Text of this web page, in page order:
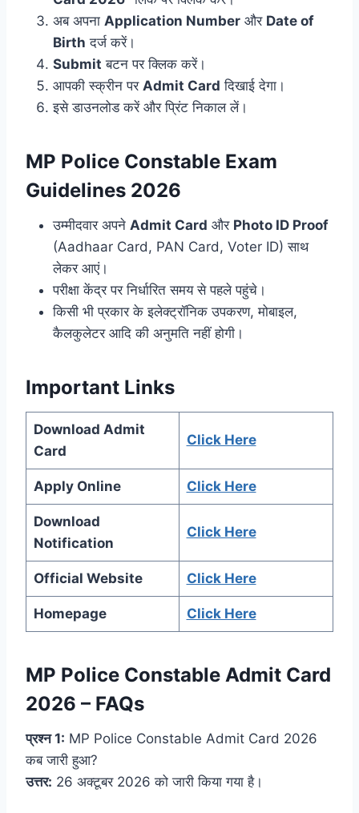
अब अपना Application Number और Date of
Birth दर्ज करें।
Submit बटन पर क्लिक करें।
आपकी स्क्रीन पर Admit Card दिखाई देगा।
इसे डाउनलोड करें और प्रिंट निकाल लें।
MP Police Constable Exam
Guidelines 2026
उम्मीदवार अपने Admit Card और Photo ID Proof
(Aadhaar Card, PAN Card, Voter ID) साथ
लेकर आएं।
परीक्षा केंद्र पर निर्धारित समय से पहले पहुंचे।
किसी भी प्रकार के इलेक्ट्रॉनिक उपकरण, मोबाइल,
कैलकुलेटर आदि की अनुमति नहीं होगी।
Important Links
Download Admit
Card
Click Here
Apply Online Click Here
Download
Notification
Click Here
Official Website Click Here
Homepage Click Here
MP Police Constable Admit Card
2026 – FAQs
प्रश्न 1: MP Police Constable Admit Card 2026
कब जारी हुआ?
उत्तर: 26 अक्टूबर 2026 को जारी किया गया है।